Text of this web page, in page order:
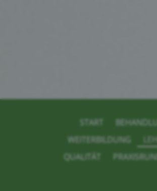
START
WEITERBILDUNG
QUALITÄT